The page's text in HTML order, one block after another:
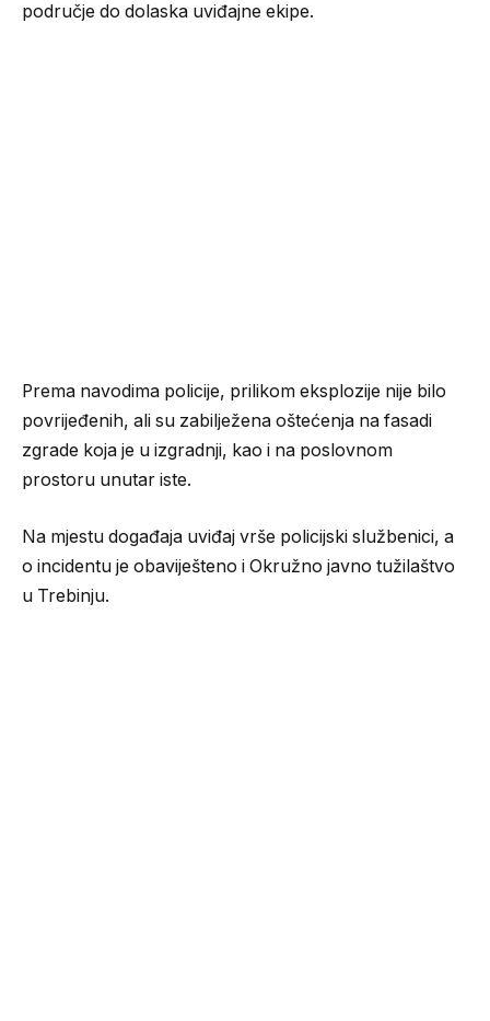
područje do dolaska uviđajne ekipe.
Prema navodima policije, prilikom eksplozije nije bilo
povrijeđenih, ali su zabilježena oštećenja na fasadi
zgrade koja je u izgradnji, kao i na poslovnom
prostoru unutar iste.
Na mjestu događaja uviđaj vrše policijski službenici, a
o incidentu je obaviješteno i Okružno javno tužilaštvo
u Trebinju.